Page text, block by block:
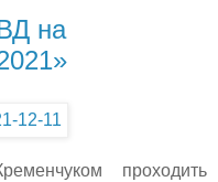
на
проходить